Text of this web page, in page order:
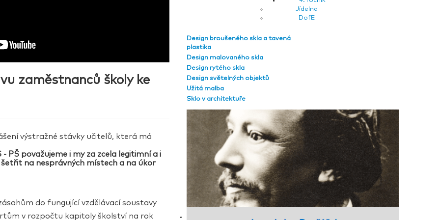
Jídelna
DofE
zaměstnanců školy ke
výstražné stávky učitelů, která má
PŠ považujeme i my za zcela legitimní a i
na nesprávných místech a na úkor
do fungující vzdělávací soustavy
v rozpočtu kapitoly školství na rok
Design broušeného skla a tavená
plastika
Design malovaného skla
Design rytého skla
Design světelných objektů
Užitá malba
Sklo v architektuře